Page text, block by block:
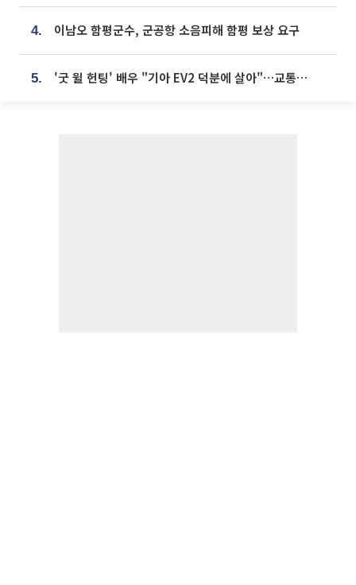
4. 이남오 함평군수, 군공항 소음피해 함평 보상 요구
5. '굿 윌 헌팅' 배우 "기아 EV2 덕분에 살아"…교통사고 후 안전성 극찬